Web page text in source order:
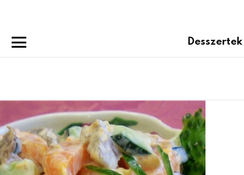
Desszertek
Subterms
Latest
stories